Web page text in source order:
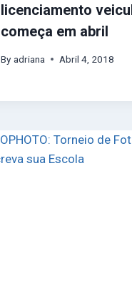
licenciamento
começa em abril
By adriana Abril 4, 2018